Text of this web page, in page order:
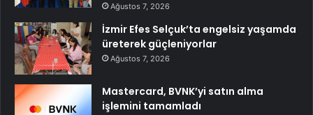
Ağustos 7, 2026
İzmir Efes Selçuk’ta engelsiz yaşamda
üreterek güçleniyorlar
Ağustos 7, 2026
Mastercard, BVNK’yi satın alma
işlemini tamamladı